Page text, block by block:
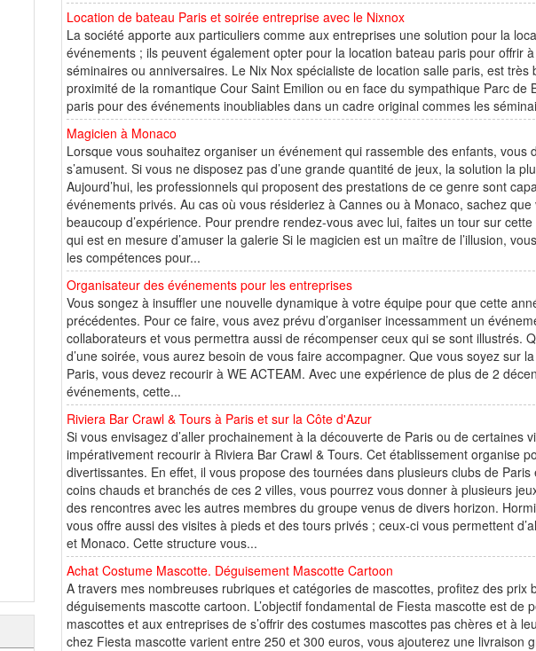
Location de bateau Paris et soirée entreprise avec le Nixnox
La société apporte aux particuliers comme aux entreprises une solution pour la
événements ; ils peuvent également opter pour la location bateau paris pour offrir
séminaires ou anniversaires. Le Nix Nox spécialiste de location salle paris, est
proximité de la romantique Cour Saint Emilion ou en face du sympathique Parc de
paris pour des événements inoubliables dans un cadre original commes les
Magicien à Monaco
Lorsque vous souhaitez organiser un événement qui rassemble des enfants, vous
s’amusent. Si vous ne disposez pas d’une grande quantité de jeux, la solution la
Aujourd’hui, les professionnels qui proposent des prestations de ce genre sont
événements privés. Au cas où vous résideriez à Cannes ou à Monaco, sachez
beaucoup d’expérience. Pour prendre rendez-vous avec lui, faites un tour sur
qui est en mesure d’amuser la galerie Si le magicien est un maître de l’illusion,
les compétences pour...
Organisateur des événements pour les entreprises
Vous songez à insuffler une nouvelle dynamique à votre équipe pour que cette
précédentes. Pour ce faire, vous avez prévu d’organiser incessamment un
collaborateurs et vous permettra aussi de récompenser ceux qui se sont illustrés.
d’une soirée, vous aurez besoin de vous faire accompagner. Que vous soyez sur
Paris, vous devez recourir à WE ACTEAM. Avec une expérience de plus de 2
événements, cette...
Riviera Bar Crawl & Tours à Paris et sur la Côte d'Azur
Si vous envisagez d’aller prochainement à la découverte de Paris ou de certaines
impérativement recourir à Riviera Bar Crawl & Tours. Cet établissement organise
divertissantes. En effet, il vous propose des tournées dans plusieurs clubs de
coins chauds et branchés de ces 2 villes, vous pourrez vous donner à plusieurs
des rencontres avec les autres membres du groupe venus de divers horizon.
vous offre aussi des visites à pieds et des tours privés ; ceux-ci vous permettent
et Monaco. Cette structure vous...
Achat Costume Mascotte. Déguisement Mascotte Cartoon
A travers mes nombreuses rubriques et catégories de mascottes, profitez des prix
déguisements mascotte cartoon. L’objectif fondamental de Fiesta mascotte est
mascottes et aux entreprises de s’offrir des costumes mascottes pas chères et à
chez Fiesta mascotte varient entre 250 et 300 euros, vous ajouterez une livraison